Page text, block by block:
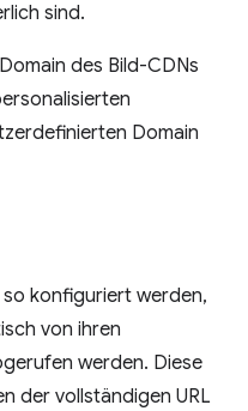
sind.
des Bild-CDNs
Domain
konfiguriert werden,
von ihren
werden. Diese
der vollständigen URL